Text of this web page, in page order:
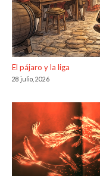
El pájaro y la liga
28 julio, 2026